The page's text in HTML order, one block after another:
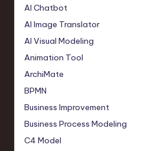
AI Chatbot
AI Image Translator
AI Visual Modeling
Animation Tool
ArchiMate
BPMN
Business Improvement
Business Process Modeling
C4 Model